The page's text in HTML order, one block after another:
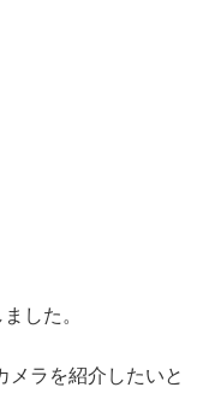
した。
メラを紹介したいと